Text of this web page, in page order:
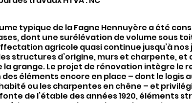
typique de la Fagne Hennuyère a été
dont une surélévation de volume sous
agricole quasi continue jusqu’à
structures d’origine, murs et charpente, et
la grange. Le projet de rénovation intègre le
éléments encore en place – dont le logis
ou les charpentes en chêne – et
de l’étable des années 1920, éléments